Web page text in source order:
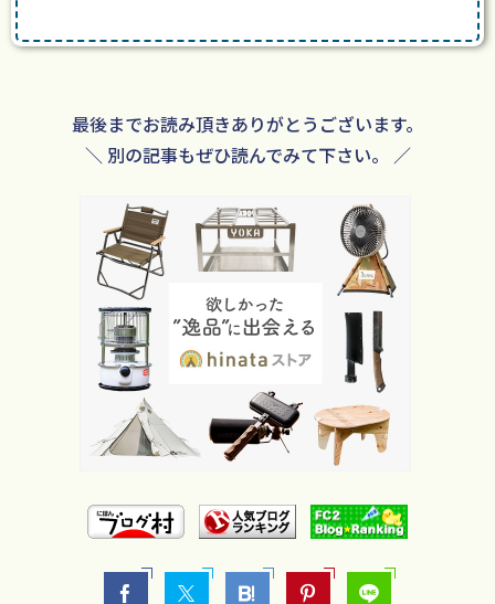
最後までお読み頂きありがとうございます。
＼ 別の記事もぜひ読んでみて下さい。 ／